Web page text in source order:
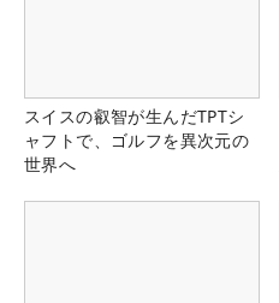
スイスの叡智が生んだTPTシ
ャフトで、ゴルフを異次元の
世界へ